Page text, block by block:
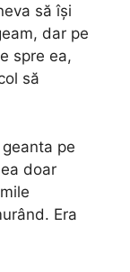
să își
dar pe
spre ea,
să
pe
doar
Era